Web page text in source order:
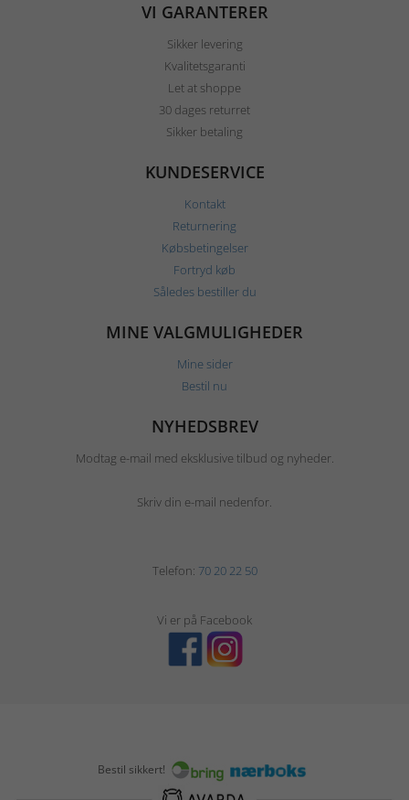
VI GARANTERER
Sikker levering
Kvalitetsgaranti
Let at shoppe
30 dages returret
Sikker betaling
KUNDESERVICE
Kontakt
Returnering
Købsbetingelser
Fortryd køb
Således bestiller du
MINE VALGMULIGHEDER
Mine sider
Bestil nu
NYHEDSBREV
Modtag e-mail med eksklusive tilbud og nyheder.
Skriv din e-mail nedenfor.
Telefon: 70 20 22 50
Vi er på Facebook
Bestil sikkert!